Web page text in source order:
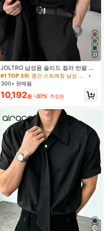
21
JOLTRO 남성용 솔리드 컬러 반팔 캐
주얼/비즈니스 폴로 셔츠, 정장
#1 TOP 3위
중간 스트레칭 남성 폴로 셔츠
300+ 판매됨
10,192원 -37% 추정된